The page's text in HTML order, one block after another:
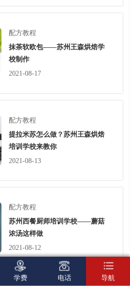
配方教程
抹茶软欧包——苏州王森烘焙学
校制作
2021-08-17
配方教程
提拉米苏怎么做？苏州王森烘焙
培训学校来教你
2021-08-13
配方教程
苏州西餐厨师培训学校——蘑菇
浓汤这样做
2021-08-12

学费

电话

导航